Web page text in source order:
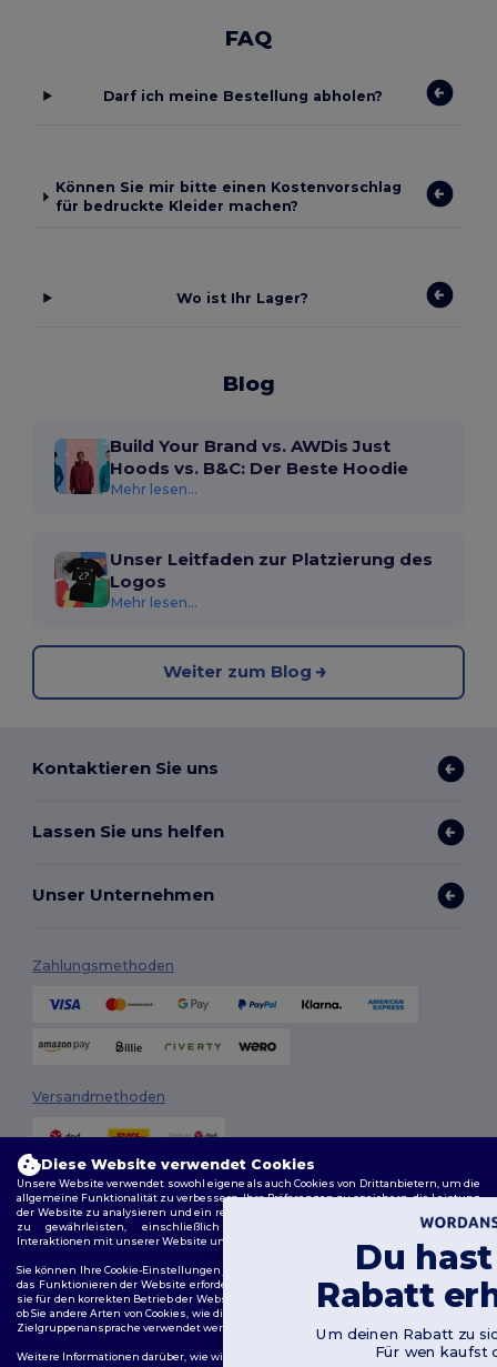
FAQ
Darf ich meine Bestellung abholen?
Können Sie mir bitte einen Kostenvorschlag
für bedruckte Kleider machen?
Wo ist Ihr Lager?
Blog
Build Your Brand vs. AWDis Just
Hoods vs. B&C: Der Beste Hoodie
Mehr lesen...
Unser Leitfaden zur Platzierung des
Logos
Mehr lesen...
Weiter zum Blog
Kontaktieren Sie uns
Lassen Sie uns helfen
Unser Unternehmen
Zahlungsmethoden
Versandmethoden
Diese Website verwendet Cookies
Unsere Website verwendet sowohl eigene als auch Cookies von Drittanbietern, um die
allgemeine Funktionalität zu verbessern, Ihre Präferenzen zu speichern, die Leistung
der Website zu analysieren und ein reibungsloses und personalisiertes Surferlebnis
zu gewährleisten, einschließlich maßgeschneidertem Inhalt, optimierten
Interaktionen mit unserer Website und Werbung.
Sie können Ihre Cookie-Einstellungen jederzeit verwalten. Essenzielle Cookies, die für
das Funktionieren der Website erforderlich sind, können nicht deaktiviert werden, da
sie für den korrekten Betrieb der Website erforderlich sind. Sie können jedoch wählen,
ob Sie andere Arten von Cookies, wie diejenigen, die für Personalisierung, Analyse und
Zielgruppenansprache verwendet werden, zulassen oder blockieren möchten.
Weitere Informationen darüber, wie wir Cookies verwenden, wie Sie diese kontrollieren
Du hast 10€
Rabatt
Um deinen Rabatt zu sichern, sag
Für wen kaufst du ein?